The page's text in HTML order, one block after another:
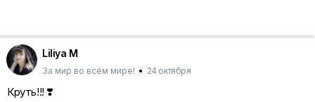
Liliya M
За мир во всём мире! • 24 октября
Круть!!! ❣️